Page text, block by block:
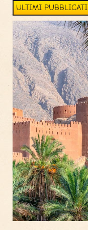
ULTIMI PUBBLICATI